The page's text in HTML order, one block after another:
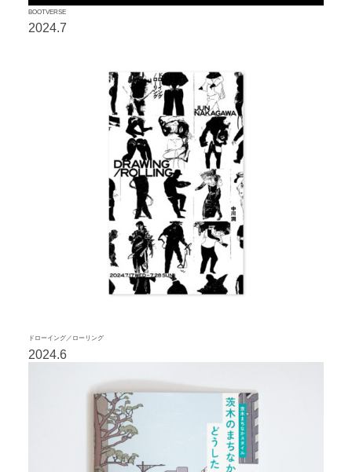
BOOTVERSE
2024.7
ドローイング／ローリング
2024.6